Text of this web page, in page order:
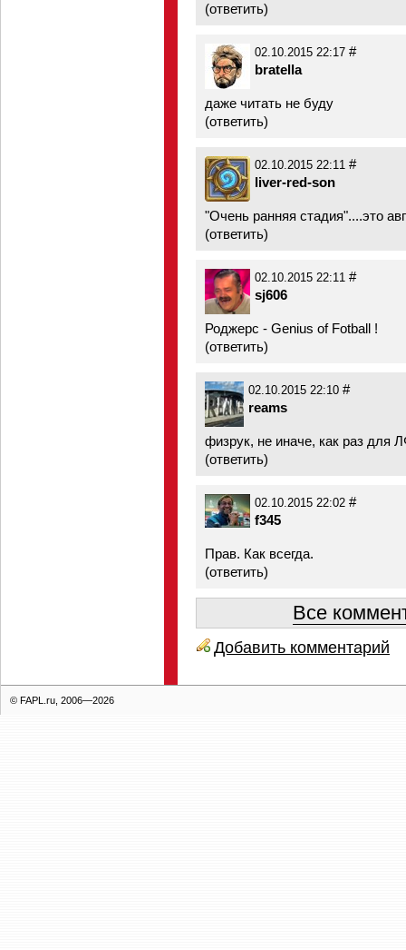
(ответить)
02.10.2015 22:17 #
bratella
даже читать не буду
(ответить)
02.10.2015 22:11 #
liver-red-son
"Очень ранняя стадия"....это
(ответить)
02.10.2015 22:11 #
sj606
Роджерс - Genius of Fotball !
(ответить)
02.10.2015 22:10 #
reams
физрук, не иначе, как раз для
(ответить)
02.10.2015 22:02 #
f345
Прав. Как всегда.
(ответить)
Все
Добавить комментарий
© FAPL.ru, 2006—2026